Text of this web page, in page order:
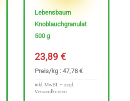
Lebensbaum
Knoblauchgranulat
500 g
23,89€
Preis/kg : 47,78 €
inkl. MwSt. – zzgl.
Versandkosten